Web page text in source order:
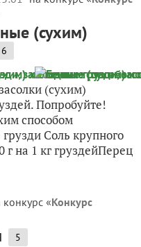
(сухим)
6
(сухим)
Попробуйте!
способом
Соль крупного
на 1 кг груздейПерец
конкурс «Конкурс
5